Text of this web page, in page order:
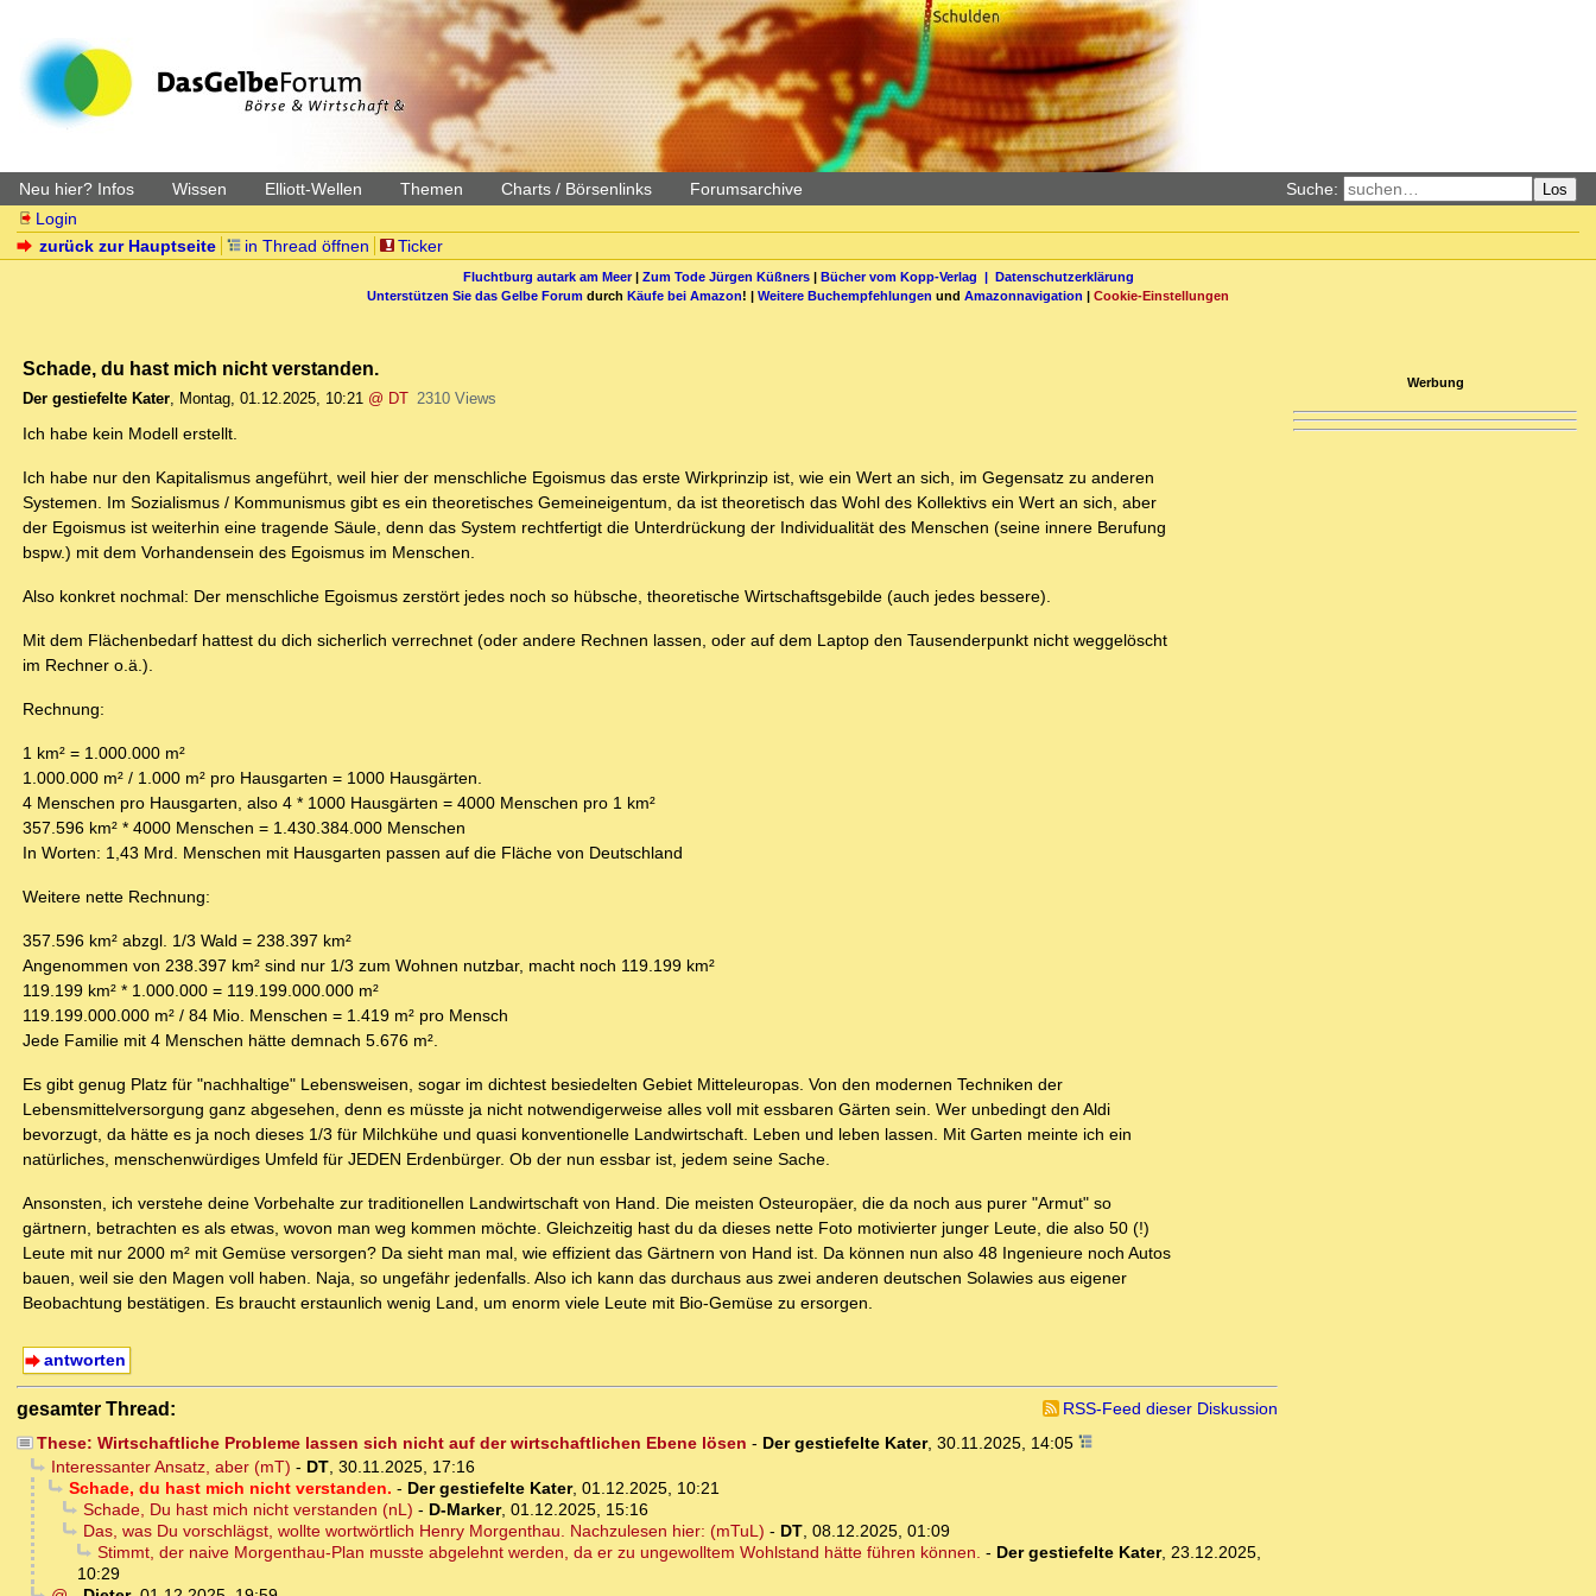
Neu hier? Infos Wissen Elliott-Wellen Themen Charts / Börsenlinks Forumsarchive Suche: Los
Login
zurück zur Hauptseite
in Thread öffnen Ticker
Fluchtburg autark am Meer| Zum Tode Jürgen Küßners| Bücher vom Kopp-Verlag | Datenschutzerklärung
Unterstützen Sie das Gelbe Forum durch Käufe bei Amazon! | Weitere Buchempfehlungen und Amazonnavigation | Cookie-Einstellungen
Schade, du hast mich nicht verstanden.
Der gestiefelte Kater, Montag, 01.12.2025, 10:21 @ DT 2310 Views
Ich habe kein Modell erstellt.
Ich habe nur den Kapitalismus angeführt, weil hier der menschliche Egoismus das erste Wirkprinzip ist, wie ein Wert an sich, im Gegensatz zu anderen
Systemen. Im Sozialismus / Kommunismus gibt es ein theoretisches Gemeineigentum, da ist theoretisch das Wohl des Kollektivs ein Wert an sich, aber
der Egoismus ist weiterhin eine tragende Säule, denn das System rechtfertigt die Unterdrückung der Individualität des Menschen (seine innere Berufung
bspw.) mit dem Vorhandensein des Egoismus im Menschen.
Also konkret nochmal: Der menschliche Egoismus zerstört jedes noch so hübsche, theoretische Wirtschaftsgebilde (auch jedes bessere).
Mit dem Flächenbedarf hattest du dich sicherlich verrechnet (oder andere Rechnen lassen, oder auf dem Laptop den Tausenderpunkt nicht weggelöscht
im Rechner o.ä.).
Rechnung:
1 km² = 1.000.000 m²
1.000.000 m² / 1.000 m² pro Hausgarten = 1000 Hausgärten.
4 Menschen pro Hausgarten, also 4 * 1000 Hausgärten = 4000 Menschen pro 1 km²
357.596 km² * 4000 Menschen = 1.430.384.000 Menschen
In Worten: 1,43 Mrd. Menschen mit Hausgarten passen auf die Fläche von Deutschland
Weitere nette Rechnung:
357.596 km² abzgl. 1/3 Wald = 238.397 km²
Angenommen von 238.397 km² sind nur 1/3 zum Wohnen nutzbar, macht noch 119.199 km²
119.199 km² * 1.000.000 = 119.199.000.000 m²
119.199.000.000 m² / 84 Mio. Menschen = 1.419 m² pro Mensch
Jede Familie mit 4 Menschen hätte demnach 5.676 m².
Es gibt genug Platz für "nachhaltige" Lebensweisen, sogar im dichtest besiedelten Gebiet Mitteleuropas. Von den modernen Techniken der
Lebensmittelversorgung ganz abgesehen, denn es müsste ja nicht notwendigerweise alles voll mit essbaren Gärten sein. Wer unbedingt den Aldi
bevorzugt, da hätte es ja noch dieses 1/3 für Milchkühe und quasi konventionelle Landwirtschaft. Leben und leben lassen. Mit Garten meinte ich ein
natürliches, menschenwürdiges Umfeld für JEDEN Erdenbürger. Ob der nun essbar ist, jedem seine Sache.
Ansonsten, ich verstehe deine Vorbehalte zur traditionellen Landwirtschaft von Hand. Die meisten Osteuropäer, die da noch aus purer "Armut" so
gärtnern, betrachten es als etwas, wovon man weg kommen möchte. Gleichzeitig hast du da dieses nette Foto motivierter junger Leute, die also 50 (!)
Leute mit nur 2000 m² mit Gemüse versorgen? Da sieht man mal, wie effizient das Gärtnern von Hand ist. Da können nun also 48 Ingenieure noch Autos
bauen, weil sie den Magen voll haben. Naja, so ungefähr jedenfalls. Also ich kann das durchaus aus zwei anderen deutschen Solawies aus eigener
Beobachtung bestätigen. Es braucht erstaunlich wenig Land, um enorm viele Leute mit Bio-Gemüse zu ersorgen.
antworten
gesamter Thread:
RSS-Feed dieser Diskussion
These: Wirtschaftliche Probleme lassen sich nicht auf der wirtschaftlichen Ebene lösen - Der gestiefelte Kater, 30.11.2025, 14:05
Interessanter Ansatz, aber (mT) - DT, 30.11.2025, 17:16
Schade, du hast mich nicht verstanden. - Der gestiefelte Kater, 01.12.2025, 10:21
Schade, Du hast mich nicht verstanden (nL) - D-Marker, 01.12.2025, 15:16
Das, was Du vorschlägst, wollte wortwörtlich Henry Morgenthau. Nachzulesen hier: (mTuL) - DT, 08.12.2025, 01:09
Stimmt, der naive Morgenthau-Plan musste abgelehnt werden, da er zu ungewolltem Wohlstand hätte führen können. - Der gestiefelte Kater, 23.12.2025,
10:29
Werbung